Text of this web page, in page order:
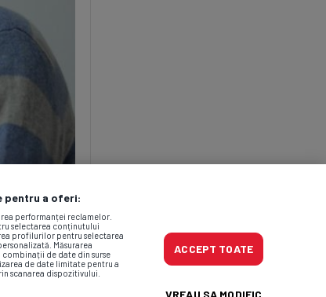
pentru a oferi:
performanței reclamelor.
selectarea conținutului
profilurilor pentru selectarea
Măsurarea
de date din surse
de date limitate pentru a
scanarea dispozitivului.
ACCEPT TOATE
VREAU SA MODIFIC